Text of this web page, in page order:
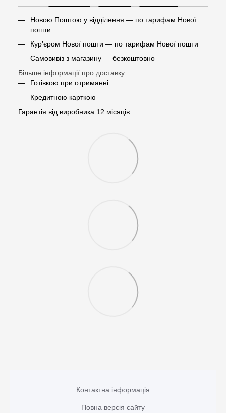
Новою Поштою у відділення — по тарифам Нової
пошти
Кур’єром Нової пошти — по тарифам Нової пошти
Самовивіз з магазину — безкоштовно
Більше інформації про доставку
Готівкою при отриманні
Кредитною карткою
Гарантія від виробника 12 місяців.
Контактна інформація
Повна версія сайту